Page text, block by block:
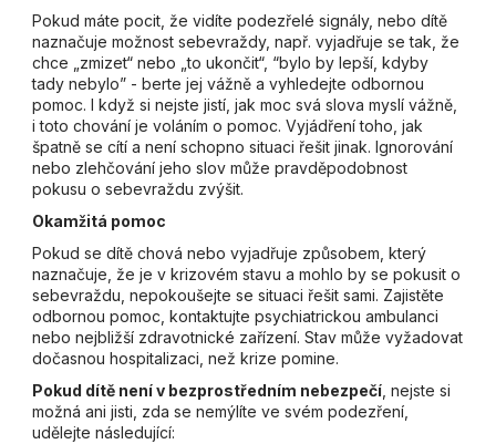
Pokud máte pocit, že vidíte podezřelé signály, nebo dítě
naznačuje možnost sebevraždy, např. vyjadřuje se tak, že
chce „zmizet“ nebo „to ukončit“, “bylo by lepší, kdyby
tady nebylo” - berte jej vážně a vyhledejte odbornou
pomoc. I když si nejste jistí, jak moc svá slova myslí vážně,
i toto chování je voláním o pomoc. Vyjádření toho, jak
špatně se cítí a není schopno situaci řešit jinak. Ignorování
nebo zlehčování jeho slov může pravděpodobnost
pokusu o sebevraždu zvýšit.
Okamžitá pomoc
Pokud se dítě chová nebo vyjadřuje způsobem, který
naznačuje, že je v krizovém stavu a mohlo by se pokusit o
sebevraždu, nepokoušejte se situaci řešit sami. Zajistěte
odbornou pomoc, kontaktujte psychiatrickou ambulanci
nebo nejbližší zdravotnické zařízení. Stav může vyžadovat
dočasnou hospitalizaci, než krize pomine.
Pokud dítě není v bezprostředním nebezpečí, nejste si
možná ani jisti, zda se nemýlíte ve svém podezření,
udělejte následující: